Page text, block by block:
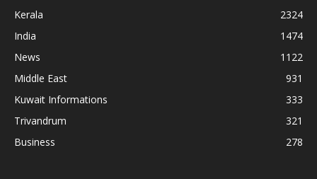
Kerala
2324
India
1474
News
1122
Middle East
931
Kuwait Informations
333
Trivandrum
321
Business
278